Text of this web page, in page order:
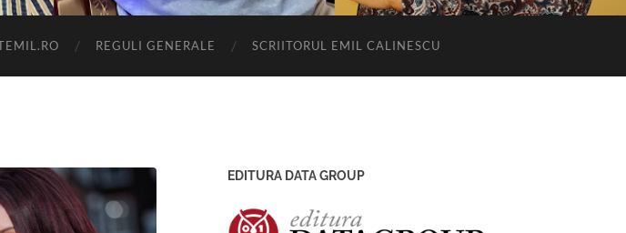
REGULI GENERALE SCRIITORUL EMIL CALINESCU
EDITURA DATA GROUP